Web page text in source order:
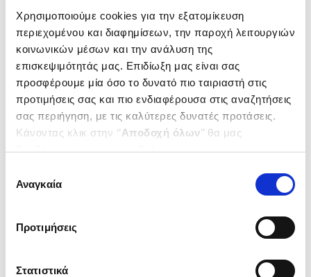
Χρησιμοποιούμε cookies για την εξατομίκευση
περιεχομένου και διαφημίσεων, την παροχή λειτουργιών
κοινωνικών μέσων και την ανάλυση της
επισκεψιμότητάς μας. Επιδίωξη μας είναι σας
προσφέρουμε μία όσο το δυνατό πιο ταιριαστή στις
προτιμήσεις σας και πιο ενδιαφέρουσα στις αναζητήσεις
σας περιήγηση, με τις καλύτερες δυνατές προτάσεις.
Κάνοντας κλικ στην ‘’Αποδοχή όλων’’ θα μας
βοηθήσετε να ανταποκριθούμε στα παραπάνω.
ενδιαφέρουν και να επιλέξετε από τα παρακάτω με την
΄΄και να ενημερωθείτε σχετικά με
συγκατάθεσης
Αναγκαία
Προτιμήσεις
Στατιστικά
ΜΥΘΙΣΤΟΡΗΜΑ ΒΑΣΙΣΜΕΝΟ
Κωδ. Πολιτείας:7000-0056